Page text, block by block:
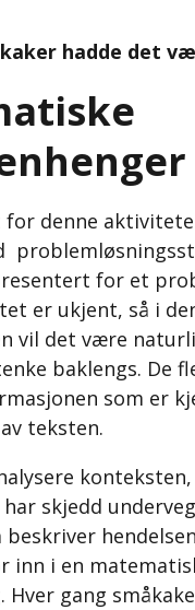
hadde det
for denne
for et
er ukjent, så i
vil det være
baklengs. De
som er
teksten.
skjedd
inn i en
Hver gang